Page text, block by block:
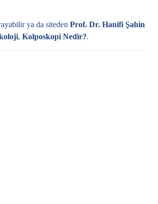
ya da siteden Prof. Dr. Hanifi Şahin
, Kolposkopi Nedir?.